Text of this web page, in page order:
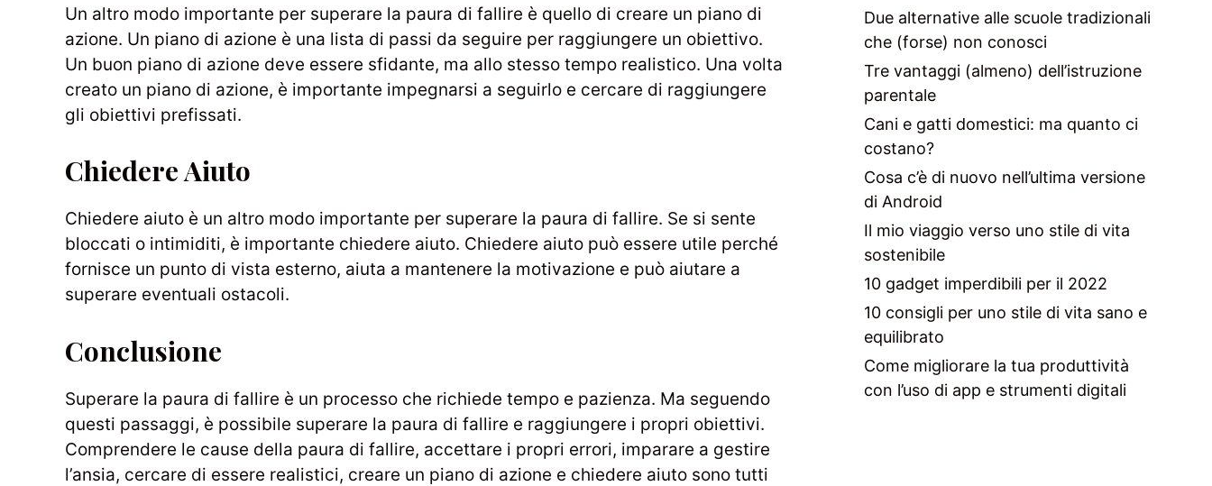
Un altro modo importante per superare la paura di fallire è quello di creare un piano di
azione. Un piano di azione è una lista di passi da seguire per raggiungere un obiettivo.
Un buon piano di azione deve essere sfidante, ma allo stesso tempo realistico. Una volta
creato un piano di azione, è importante impegnarsi a seguirlo e cercare di raggiungere
gli obiettivi prefissati.
Chiedere Aiuto
Chiedere aiuto è un altro modo importante per superare la paura di fallire. Se si sente
bloccati o intimiditi, è importante chiedere aiuto. Chiedere aiuto può essere utile perché
fornisce un punto di vista esterno, aiuta a mantenere la motivazione e può aiutare a
superare eventuali ostacoli.
Conclusione
Superare la paura di fallire è un processo che richiede tempo e pazienza. Ma seguendo
questi passaggi, è possibile superare la paura di fallire e raggiungere i propri obiettivi.
Comprendere le cause della paura di fallire, accettare i propri errori, imparare a gestire
l’ansia, cercare di essere realistici, creare un piano di azione e chiedere aiuto sono tutti
Due alternative alle scuole tradizionali
che (forse) non conosci
Tre vantaggi (almeno) dell’istruzione
parentale
Cani e gatti domestici: ma quanto ci
costano?
Cosa c’è di nuovo nell’ultima versione
di Android
Il mio viaggio verso uno stile di vita
sostenibile
10 gadget imperdibili per il 2022
10 consigli per uno stile di vita sano e
equilibrato
Come migliorare la tua produttività
con l’uso di app e strumenti digitali